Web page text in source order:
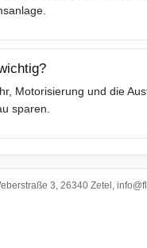
Motorisierung und die
sparen.
3, 26340 Zetel,